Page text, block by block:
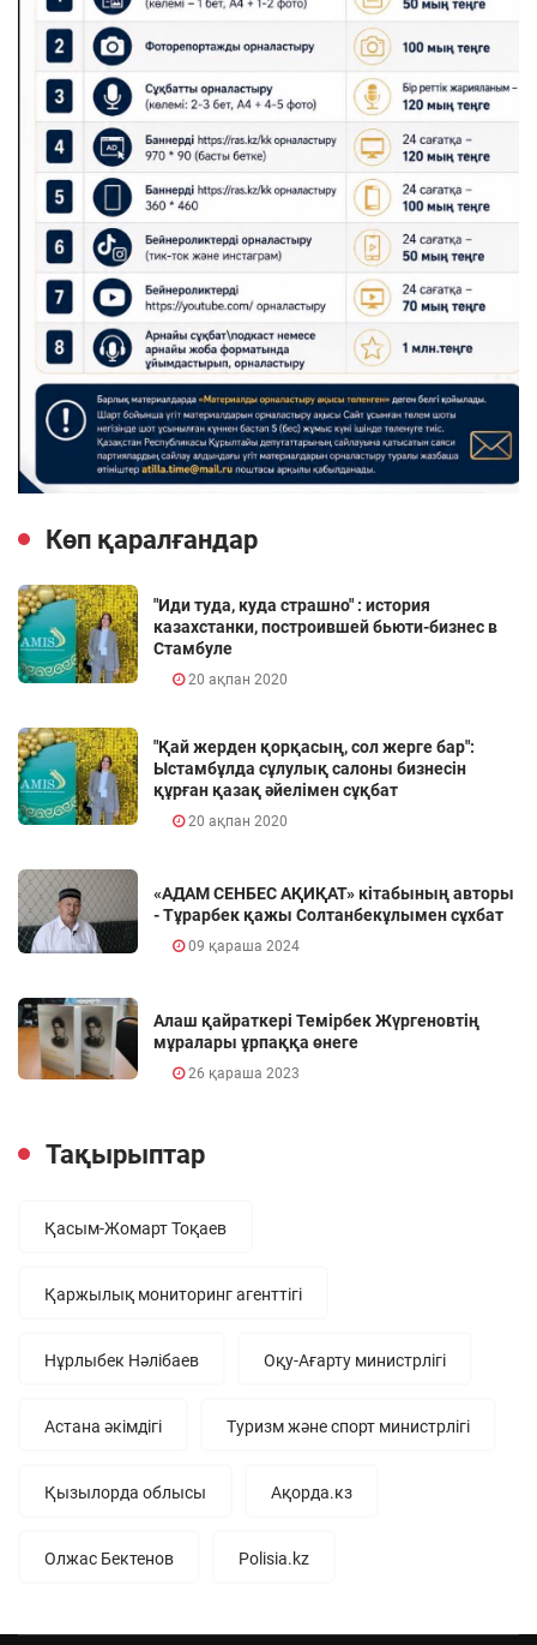
Көп қаралғандар
"Иди туда, куда страшно" : история
казахстанки, построившей бьюти-бизнес в
Стамбуле
20 ақпан 2020
"Қай жерден қорқасың, сол жерге бар":
Ыстамбұлда сұлулық салоны бизнесін
құрған қазақ әйелімен сұқбат
20 ақпан 2020
«АДАМ СЕНБЕС АҚИҚАТ» кітабының авторы
- Тұрарбек қажы Солтанбекұлымен сұхбат
09 қараша 2024
Алаш қайраткері Темірбек Жүргеновтің
мұралары ұрпаққа өнеге
26 қараша 2023
Тақырыптар
Қасым-Жомарт Тоқаев
Қаржылық мониторинг агенттігі
Нұрлыбек Нәлібаев Оқу-Ағарту министрлігі
Астана әкімдігі Туризм және спорт министрлігі
Қызылорда облысы Ақорда.кз
Олжас Бектенов Polisia.kz